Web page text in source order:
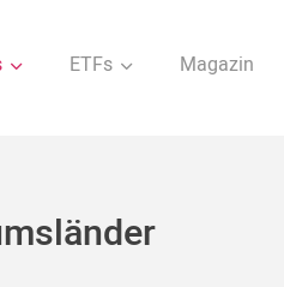
ETFs Magazin